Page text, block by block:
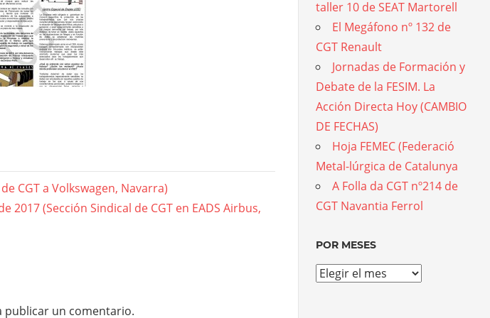
CGT a Volkswagen, Navarra)
2017 (Sección Sindical de CGT en EADS Airbus,
publicar un comentario.
taller 10 de SEAT Martorell
El Megáfono nº 132 de
CGT Renault
Jornadas de Formación y
Debate de la FESIM. La
Acción Directa Hoy (CAMBIO
DE FECHAS)
Hoja FEMEC (Federació
Metal-lúrgica de Catalunya
A Folla da CGT nº214 de
CGT Navantia Ferrol
POR MESES
Por